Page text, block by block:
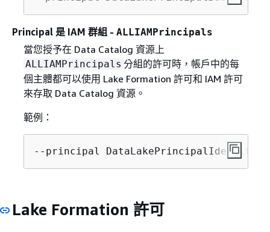
Principal 是 IAM 群組 - ALLIAMPrincipals
當您授予在 Data Catalog 資源上
ALLIAMPrincipals 分組的許可時，帳戶中的每
個主體都可以使用 Lake Formation 許可和 IAM 許可
來存取 Data Catalog 資源。
範例：
--principal
Lake Formation 許可